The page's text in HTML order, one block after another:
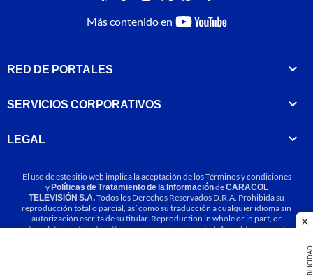
PUBLICIDAD
Más contenido en
youtube-
RED DE PORTALES
SERVICIOS CORPORATIVOS
LEGAL
El uso de este sitio web implica la aceptación de losTérminos y condiciones
yPolíticas de Tratamiento de la InformacióndeCARACOL
TELEVISIÓN S.A.Todos los Derechos Reservados D.R.A. Prohibida su
reproducción total o parcial, así como su traducción a cualquier idioma sin
autorización escrita de su titular. Reproduction in whole or in part, or
translation without written permission is prohibited. All rights reserved